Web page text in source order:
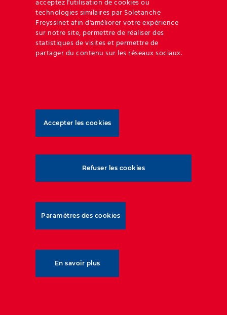
Facilité de manipulation
Facilité de manipulation
Flexibilité
Résilience
acceptez l'utilisation de cookies ou
technologies similaires par Soletanche
Freyssinet afin d'améliorer votre expérience
sur notre site, permettre de réaliser des
statistiques de visites et permettre de
partager du contenu sur les réseaux sociaux.
Accepter les cookies
Refuser les cookies
En savoir plus
Paramètres des cookies